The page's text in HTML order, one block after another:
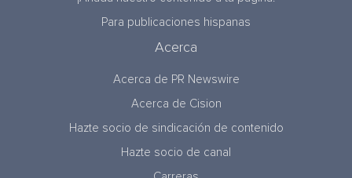
Para publicaciones hispanas
Acerca
Acerca de PR Newswire
Acerca de Cision
Hazte socio de sindicación de contenido
Hazte socio de canal